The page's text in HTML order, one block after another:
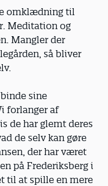
omklædning til
Meditation og
Mangler der
så bliver
sine
forlanger af
de har glemt deres
de selv kan gøre
der har været
på Frederiksberg i
til at spille en mere